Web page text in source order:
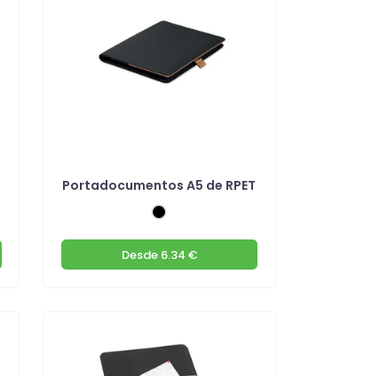
Portadocumentos A5 de RPET
Desde6.34 €